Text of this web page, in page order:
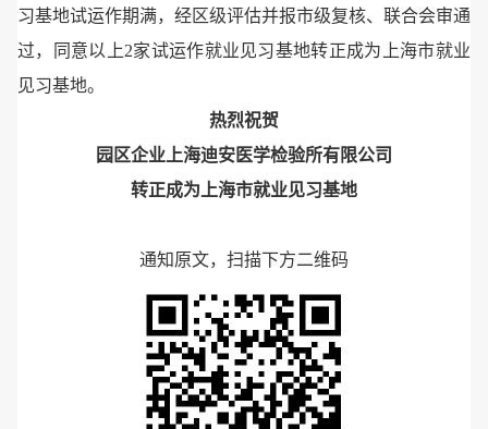
习基地试运作期满，经区级评估并报市级复核、联合会审通
过，同意以上2家试运作就业见习基地转正成为上海市就业
见习基地。
热烈祝贺
园区企业上海迪安医学检验所有限公司
转正成为 上海市就业见习基地
通知原文，扫描下方二维码